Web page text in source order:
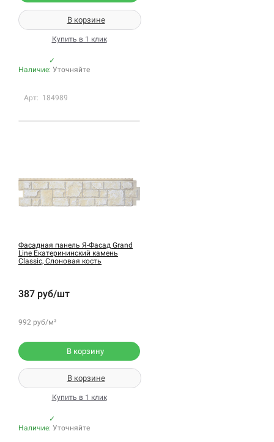
В корзине
Купить в 1 клик
✓
Наличие: Уточняйте
Арт: 184989
Фасадная панель Я-Фасад Grand
Line Екатерининский камень
Classic, Слоновая кость
387 руб/шт
992 руб/м²
В корзину
В корзине
Купить в 1 клик
✓
Наличие: Уточняйте